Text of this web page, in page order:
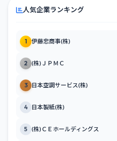
人気企業ランキング
1 伊藤忠商事(株)
2 (株)ＪＰＭＣ
3 日本空調サービス(株)
4 日本製紙(株)
5 (株)ＣＥホールディングス